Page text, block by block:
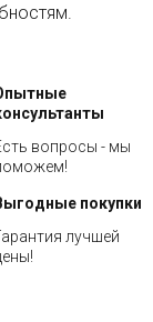
вопросы - мы
покупки
лучшей